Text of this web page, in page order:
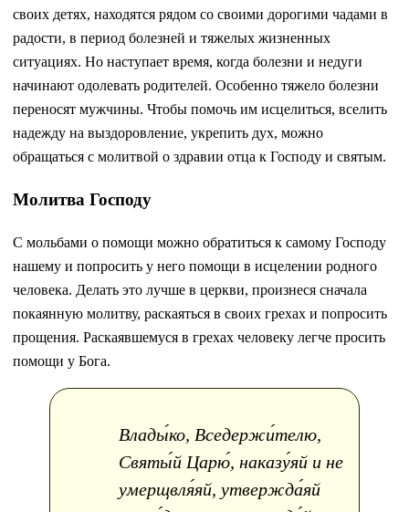
своих детях, находятся рядом со своими дорогими чадами в
радости, в период болезней и тяжелых жизненных
ситуациях. Но наступает время, когда болезни и недуги
начинают одолевать родителей. Особенно тяжело болезни
переносят мужчины. Чтобы помочь им исцелиться, вселить
надежду на выздоровление, укрепить дух, можно
обращаться с молитвой о здравии отца к Господу и святым.
Молитва Господу
С мольбами о помощи можно обратиться к самому Господу
нашему и попросить у него помощи в исцелении родного
человека. Делать это лучше в церкви, произнеся сначала
покаянную молитву, раскаяться в своих грехах и попросить
прощения. Раскаявшемуся в грехах человеку легче просить
помощи у Бога.
Влады́ко, Вседержи́телю,
Святы́й Царю́, наказу́яй и не
умерщвля́яй, утвержда́яй